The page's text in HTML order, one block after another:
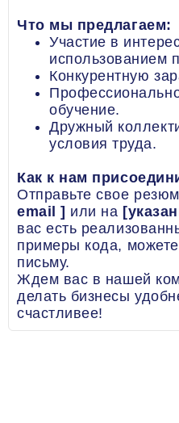
Что мы предлагаем:
Участие в
использованием
Конкурентную
обучение.
Дружный
условия труда.
Как к нам
Отправьте свое
email ] или на
вас есть
примеры кода,
письму.
Ждем вас в нашей
делать бизнесы
счастливее!